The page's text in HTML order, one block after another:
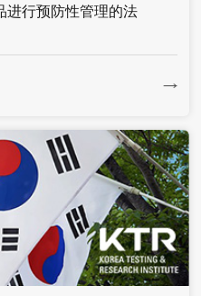
进行预防性管理的法